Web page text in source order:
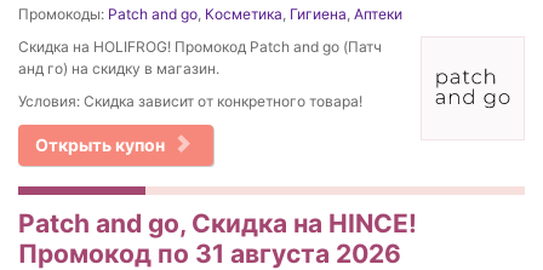
Промокоды: Patch and go, Косметика, Гигиена, Аптеки
Скидка на HOLIFROG! Промокод Patch and go (Патч
анд го) на скидку в магазин.
Условия: Скидка зависит от конкретного товара!
Открыть купон
Patch and go, Скидка на HINCE!
Промокод по 31 августа 2026